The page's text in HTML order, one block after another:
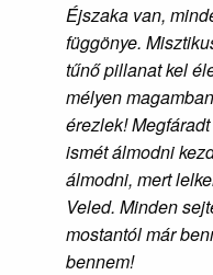
Éjszaka van,
függönye.
tűnő pillanat kel
mélyen
érezlek!
ismét álmodni
álmodni, mert
Veled. Minden
mostantól már
bennem!